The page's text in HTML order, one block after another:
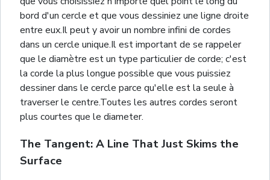
bord d'un cercle et que vous dessiniez une ligne droite
entre eux.Il peut y avoir un nombre infini de cordes
dans un cercle unique.Il est important de se rappeler
que le diamètre est un type particulier de corde; c'est
la corde la plus longue possible que vous puissiez
dessiner dans le cercle parce qu'elle est la seule à
traverser le centre.Toutes les autres cordes seront
plus courtes que le diameter.
The Tangent: A Line That Just Skims the
Surface